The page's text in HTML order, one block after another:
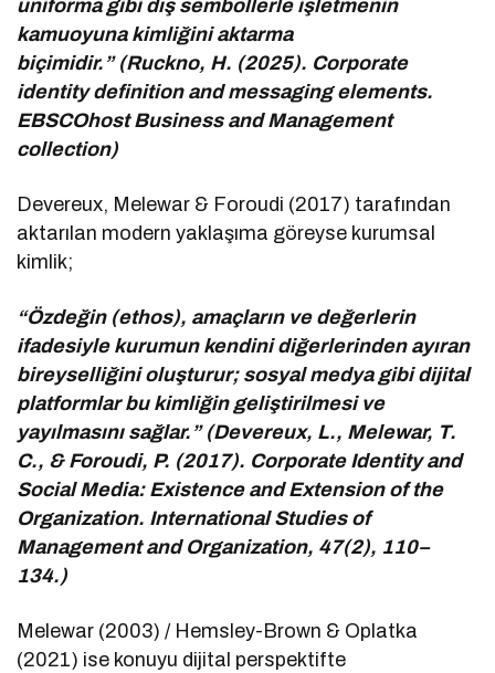
üniforma gibi dış sembollerle işletmenin
kamuoyuna kimliğini aktarma
biçimidir.” (Ruckno, H. (2025). Corporate
identity definition and messaging elements.
EBSCOhost Business and Management
collection)
Devereux, Melewar & Foroudi (2017) tarafından
aktarılan modern yaklaşıma göreyse kurumsal
kimlik;
“Özdeğin (ethos), amaçların ve değerlerin
ifadesiyle kurumun kendini diğerlerinden ayıran
bireyselliğini oluşturur; sosyal medya gibi dijital
platformlar bu kimliğin geliştirilmesi ve
yayılmasını sağlar.” (Devereux, L., Melewar, T.
C., & Foroudi, P. (2017). Corporate Identity and
Social Media: Existence and Extension of the
Organization. International Studies of
Management and Organization, 47(2), 110–
134.)
Melewar (2003) / Hemsley-Brown & Oplatka
(2021) ise konuyu dijital perspektifte